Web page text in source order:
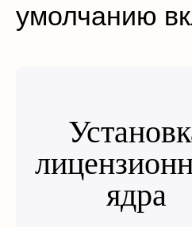
умолчанию
ядра